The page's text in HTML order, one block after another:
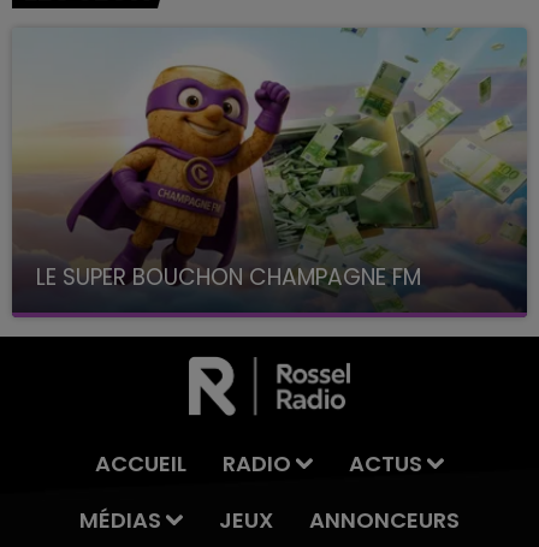
LE SUPER BOUCHON CHAMPAGNE FM
avec La Famille Champagne FM, à 8H10
ACCUEIL RADIO
ACTUS
MÉDIAS
JEUX ANNONCEURS